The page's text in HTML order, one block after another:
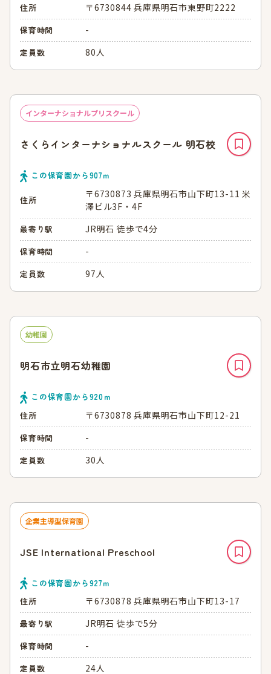
住所
〒6730844 兵庫県明石市東野町2222
保育時間 -
定員数 80人
インターナショナルプリスクール
さくらインターナショナルスクール 明石校
この保育園から907ｍ
住所
〒6730873 兵庫県明石市山下町13-11 米
澤ビル3F・4F
最寄り駅 JR明石 徒歩で4分
保育時間 -
定員数 97人
幼稚園
明石市立明石幼稚園
この保育園から920ｍ
住所
〒6730878 兵庫県明石市山下町12-21
保育時間 -
定員数 30人
企業主導型保育園
JSE International Preschool
この保育園から927ｍ
住所
〒6730878 兵庫県明石市山下町13-17
最寄り駅 JR明石 徒歩で5分
保育時間 -
定員数 24人